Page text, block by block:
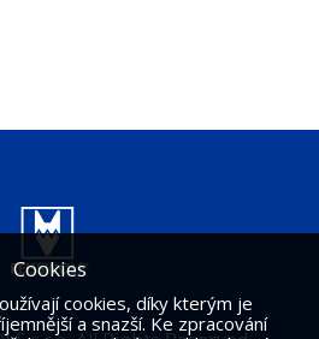
Cookies
cookies, díky kterým je
a snazší. Ke zpracování